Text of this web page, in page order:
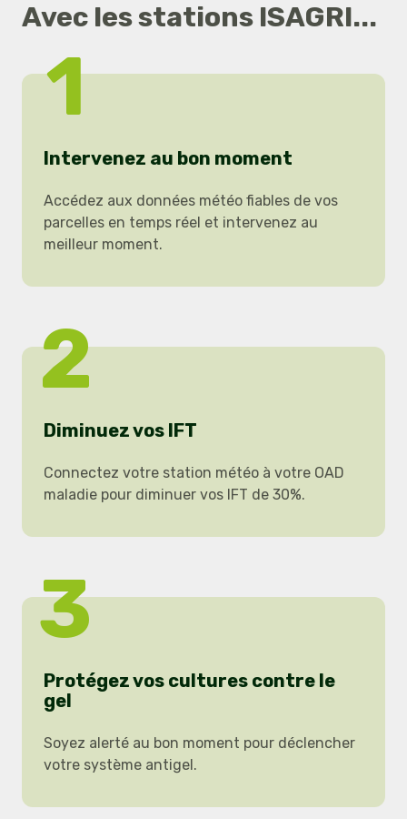
Avec les stations ISAGRI...
1
Intervenez au bon moment
Accédez aux données météo fiables de vos
parcelles en temps réel et intervenez au
meilleur moment.
2
Diminuez vos IFT
Connectez votre station météo à votre OAD
maladie pour diminuer vos IFT de 30%.
3
Protégez vos cultures contre le
gel
Soyez alerté au bon moment pour déclencher
votre système antigel.